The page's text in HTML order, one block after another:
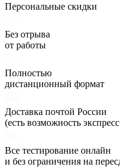
Персональные скидки
Без отрыва
от работы
Полностью
дистанционный формат
Доставка почтой России
(есть возможность
Все тестирование онлайн
и без ограничения на